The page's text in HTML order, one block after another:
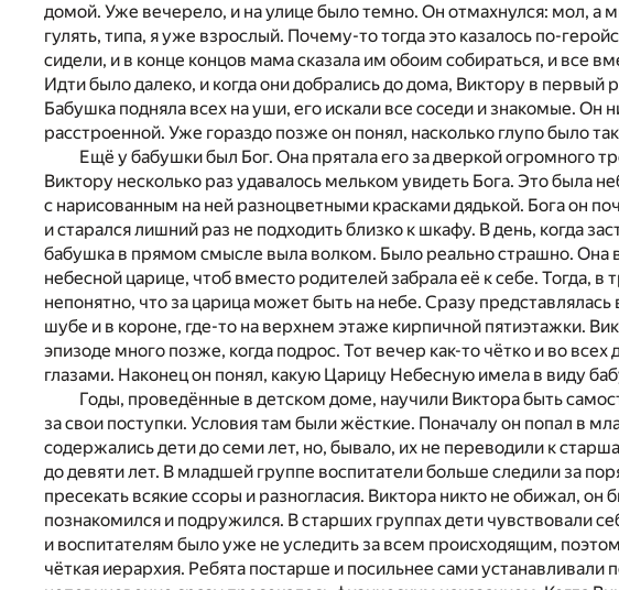
домой. Уже вечерело, и на улице было темно. Он отмахнулся: мол, а
гулять, типа, я уже взрослый. Почему-то тогда это казалось по-
сидели, и в конце концов мама сказала им обоим собираться, и все
Идти было далеко, и когда они добрались до дома, Виктору в первый
Бабушка подняла всех на уши, его искали все соседи и знакомые. Он
расстроенной. Уже гораздо позже он понял, насколько глупо было
Ещё у бабушки был Бог. Она прятала его за дверкой огромного
Виктору несколько раз удавалось мельком увидеть Бога. Это была
с нарисованным на ней разноцветными красками дядькой. Бога он
и старался лишний раз не подходить близко к шкафу. В день, когда
бабушка в прямом смысле выла волком. Было реально страшно. Она
небесной царице, чтоб вместо родителей забрала её к себе. Тогда, в
непонятно, что за царица может быть на небе. Сразу
шубе и в короне, где-то на верхнем этаже кирпичной пятиэтажки.
эпизоде много позже, когда подрос. Тот вечер как-то чётко и во всех
глазами. Наконец он понял, какую Царицу Небесную имела в виду
Годы, проведённые в детском доме, научили Виктора быть
за свои поступки. Условия там были жёсткие. Поначалу он попал в
содержались дети до семи лет, но, бывало, их не переводили к
до девяти лет. В младшей группе воспитатели больше следили за
пресекать всякие ссоры и разногласия. Виктора никто не обижал, он
познакомился и подружился. В старших группах дети чувствовали
и воспитателям было уже не уследить за всем происходящим,
чёткая иерархия. Ребята постарше и посильнее сами устанавливали